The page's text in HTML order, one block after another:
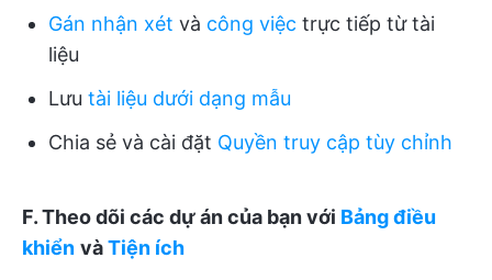
Gán nhận xét và công việc trực tiếp từ tài
liệu
Lưu tài liệu dưới dạng mẫu
Chia sẻ và cài đặt Quyền truy cập tùy chỉnh
F. Theo dõi các dự án của bạn với Bảng điều
khiển vàTiện ích